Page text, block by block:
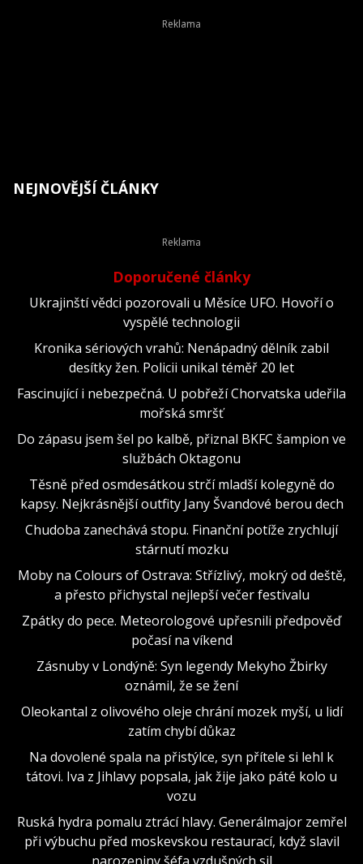
NEJNOVĚJŠÍ ČLÁNKY
Doporučené články
Ukrajinští vědci pozorovali u Měsíce UFO. Hovoří o
vyspělé technologii
Kronika sériových vrahů: Nenápadný dělník zabil
desítky žen. Policii unikal téměř 20 let
Fascinující i nebezpečná. U pobřeží Chorvatska udeřila
mořská smršť
Do zápasu jsem šel po kalbě, přiznal BKFC šampion ve
službách Oktagonu
Těsně před osmdesátkou strčí mladší kolegyně do
kapsy. Nejkrásnější outfity Jany Švandové berou dech
Chudoba zanechává stopu. Finanční potíže zrychlují
stárnutí mozku
Moby na Colours of Ostrava: Střízlivý, mokrý od deště,
a přesto přichystal nejlepší večer festivalu
Zpátky do pece. Meteorologové upřesnili předpověď
počasí na víkend
Zásnuby v Londýně: Syn legendy Mekyho Žbirky
oznámil, že se žení
Oleokantal z olivového oleje chrání mozek myší, u lidí
zatím chybí důkaz
Na dovolené spala na přistýlce, syn přítele si lehl k
tátovi. Iva z Jihlavy popsala, jak žije jako páté kolo u
vozu
Ruská hydra pomalu ztrácí hlavy. Generálmajor zemřel
při výbuchu před moskevskou restaurací, když slavil